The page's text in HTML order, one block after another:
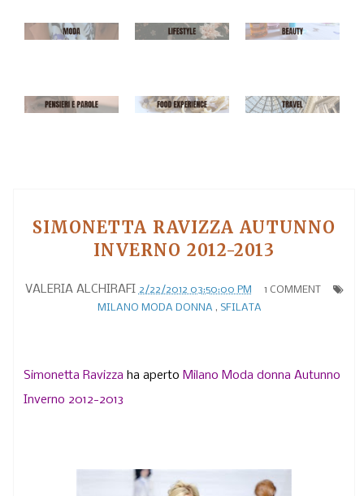
SIMONETTA RAVIZZA AUTUNNO
INVERNO 2012-2013
VALERIA ALCHIRAFI 2/22/2012 03:50:00 PM
1 COMMENT
MILANO MODA DONNA , SFILATA
Simonetta Ravizza ha aperto Milano Moda donna Autunno
Inverno 2012-2013